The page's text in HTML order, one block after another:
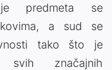
predmeta se
a sud se
tako što je
svih značajnih